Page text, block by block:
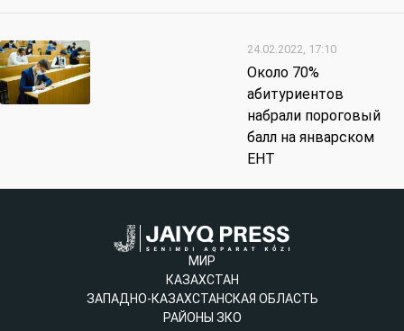
24.02.2022, 17:10
Около 70%
абитуриентов
набрали пороговый
балл на январском
ЕНТ
МИР
КАЗАХСТАН
ЗАПАДНО-КАЗАХСТАНСКАЯ ОБЛАСТЬ
РАЙОНЫ ЗКО